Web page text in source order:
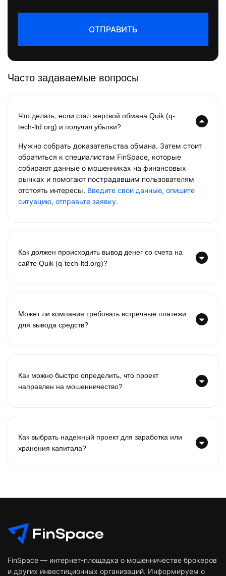
ОТПРАВИТЬ
Часто задаваемые вопросы
Что делать, если стал жертвой обмана Quik (q-
tech-ltd.org) и получил убытки?
Нужно собрать доказательства обмана. Затем стоит
обратиться к специалистам FinSpace, которые
собирают данные о мошенниках на финансовых
рынках и помогают пострадавшим пользователям
отстоять интересы. Введите свои данные, опишите
ситуацию, отправьте заявку.
Как должен происходить вывод денег со счета на
сайте Quik (q-tech-ltd.org)?
Может ли компания требовать встречные платежи
для вывода средств?
Как можно быстро определить, что проект
направлен на мошенничество?
Как выбрать надежный проект для заработка или
хранения капитала?
FinSpace — интернет-площадка о мошенничестве брокеров
и других инвестиционных организаций. Информируем о